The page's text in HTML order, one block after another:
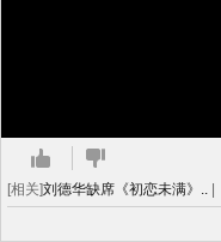
[相关]刘德华缺席《初恋未满》..